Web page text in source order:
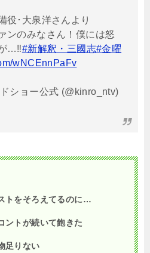
役･大泉洋さんより
ンのみなさん！僕には怒
…‼️#新解釈・三國志#金曜
wNCEnnPaFv
ショー公式 (@kinro_ntv)
トをそろえてるのに…
ントが続いて飽きた
足りない